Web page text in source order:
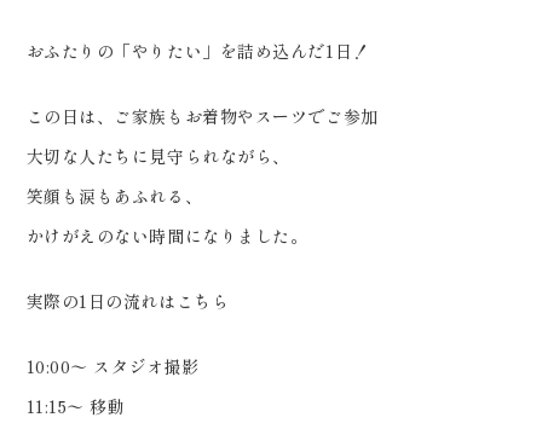
………… #ウェディングフォト #
和装前撮り #洋装前撮り
#dressy花嫁 #プラコレ
おふたりの「やりたい」を詰め込んだ1日！
この日は、ご家族もお着物やスーツでご参加
大切な人たちに見守られながら、
笑顔も涙もあふれる、
かけがえのない時間になりました。
実際の1日の流れはこちら
10:00〜 スタジオ撮影
11:15〜 移動